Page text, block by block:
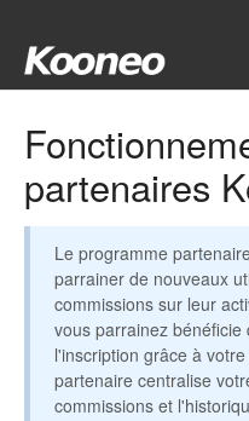
partenaires
Le programme
parrainer de nouveaux
commissions sur leur
vous parrainez
l'inscription grâce à
partenaire centralise
commissions et